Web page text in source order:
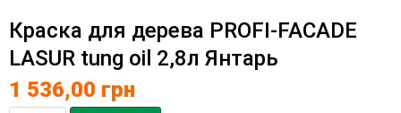
Краска для дерева PROFI-FACADE
LASUR tung oil 2,8л Янтарь
1 536,00 грн